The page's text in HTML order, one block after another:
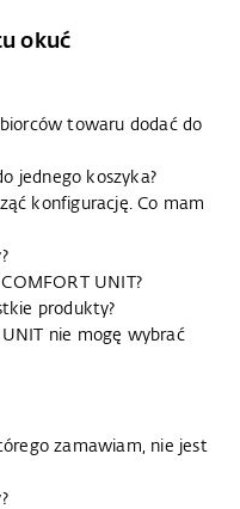
okuć
towaru dodać do
jednego koszyka?
konfigurację. Co mam
UNIT?
produkty?
nie mogę wybrać
zamawiam, nie jest